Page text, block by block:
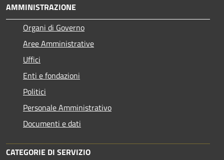
AMMINISTRAZIONE
Organi di Governo
Aree Amministrative
Uffici
Enti e fondazioni
Politici
Personale Amministrativo
Documenti e dati
CATEGORIE DI SERVIZIO